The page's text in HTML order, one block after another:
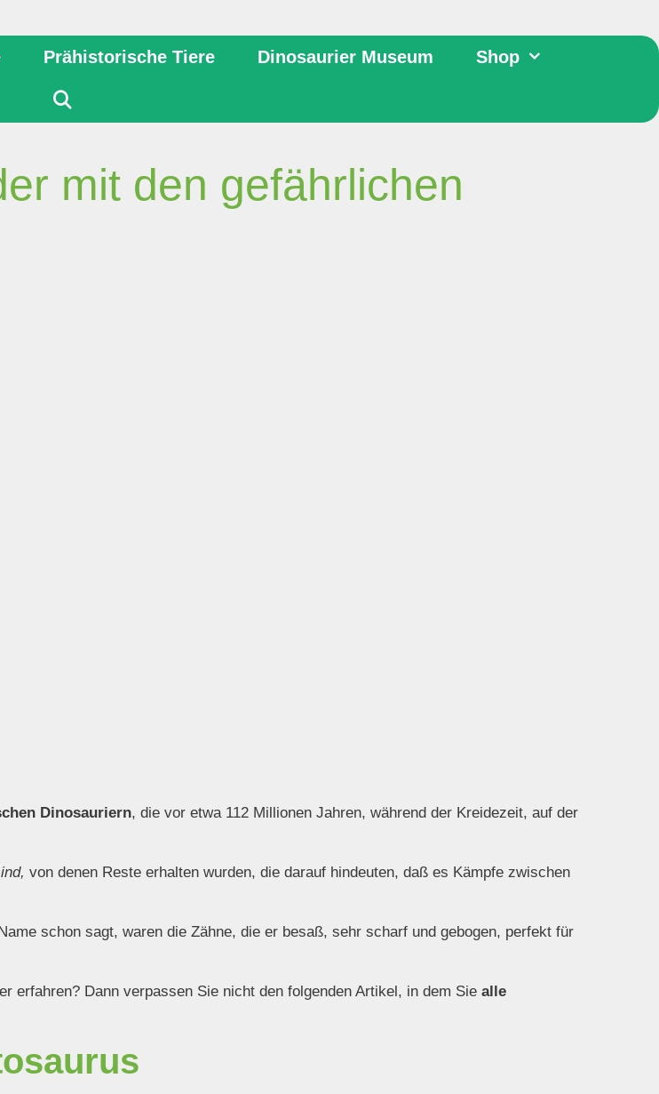
Prähistorische Tiere Dinosaurier Museum Shop
mit den gefährlichen
Dinosauriern, die vor etwa 112 Millionen Jahren, während der Kreidezeit, auf der
von denen Reste erhalten wurden, die darauf hindeuten, daß es Kämpfe zwischen
schon sagt, waren die Zähne, die er besaß, sehr scharf und gebogen, perfekt für
erfahren? Dann verpassen Sie nicht den folgenden Artikel, in dem Sie alle